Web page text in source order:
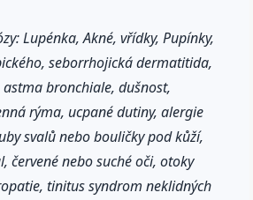
Lupénka, Akné, vřídky, Pupínky,
seborrhojická dermatitida,
bronchiale, dušnost,
rýma, ucpané dutiny, alergie
svalů nebo bouličky pod kůží,
červené nebo suché oči, otoky
tinitus syndrom neklidných